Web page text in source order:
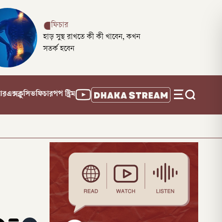
ফিচার
হাড় সুস্থ রাখতে কী কী খাবেন, কখন
সতর্ক হবেন
এক্সক্লুসিভফিচারপপ স্ট্রিম